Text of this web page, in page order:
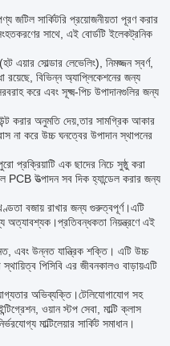
জটিল সার্কিটরি প্রয়োজনীয়তা পূরণ করার
সাথে, এই বোর্ডটি ইলেকট্রনিক
এয়ার সোল্ডার লেভেলিং), নিমজ্জন স্বর্ণ,
রয়েছে, বিভিন্ন অ্যাপ্লিকেশনের জন্য
করে এবং সূক্ষ্ম-পিচ উপাদানগুলির জন্য
করার অনুমতি দেয়,তার সামগ্রিক আকার
না করে উচ্চ ঘনত্বের উপাদান স্থাপনের
প্রক্রিয়াটি এক ছাদের নিচে সুষ্ঠু করা
PCB উত্পাদন সব দিক হ্যান্ডেল করার জন্য
বজায় রাখার জন্য গুরুত্বপূর্ণ।এটি
অত্যাবশ্যক।প্রতিবন্ধকতা নিয়ন্ত্রণে এই
এবং উন্নত যান্ত্রিক শক্তি। এটি উচ্চ
পিসিবি এর জীবনকালও বাড়ায়এটি
অভিব্যক্তি।টেলিযোগাযোগ সহ
ওয়ান স্টপ সেবা, মাল্টি ক্লাস
মাল্টিলেয়ার সার্কিট সমাধান।